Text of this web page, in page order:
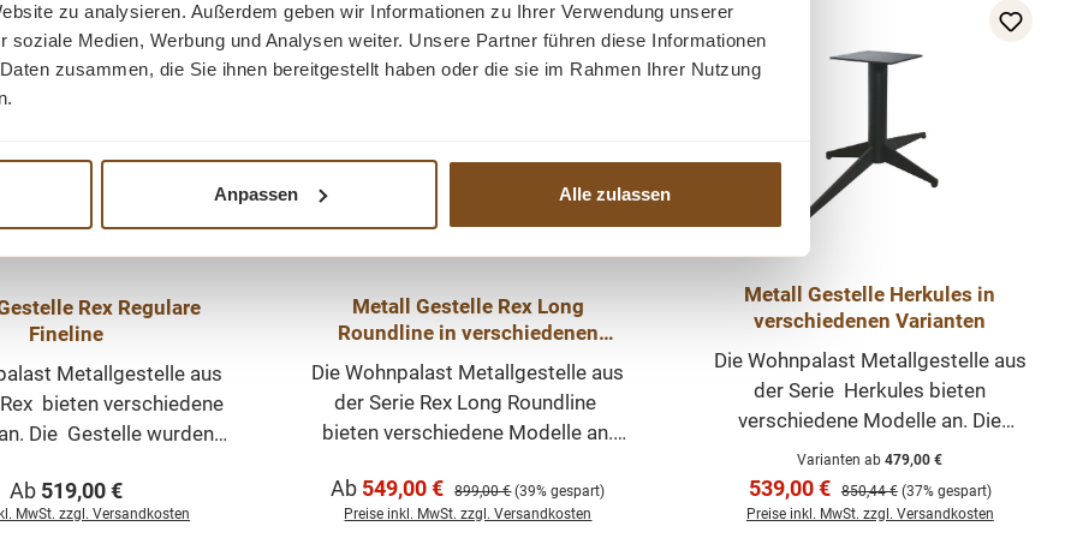
zu analysieren. Außerdem geben wir Informationen zu Ihrer Verwendung unserer
soziale Medien, Werbung und Analysen weiter. Unsere Partner führen diese Informationen
zusammen, die Sie ihnen bereitgestellt haben oder die sie im Rahmen Ihrer Nutzung
Anpassen Alle zulassen
600 Gestelle. Farbe:
oder Weiß. Bitte die
Farbe bei der
eingeben. Die Preise
Abmessungen:
sehen Sie in den
sowohl die Platten, als
Gestelle bei uns im
anschauen.
Gestelle. Abmessungen: Die
Abmessungen sehen Sie in den
Bildern. Gerne bieten wir viele
Sie können sowohl die Platten, als
auch die Gestelle bei uns im
Gestelle. Alle Preise sind pro Set
(=2 Stück) gemeint. Abmessungen:
Die Gestelle haben verschiedene
Fotos an, um die Abmessungen
jedes Modells zu sehen. Gerne
bieten wir viele Tischplatten an, die
perfekt zu diesen Gestelle
zusammenpassen. Sie können
Gestelle bei uns im Webshop
Rex Regulare
Fineline
Metallgestelle aus
bieten verschiedene
Die Gestelle wurden
aus Metall
und haben ein
Regulärer Preis:
Ab 519,00 €
MwSt. zzgl. Versandkosten
Rabatt
-39%
Tipp
Metall Gestelle Rex Long
Roundline in verschiedenen
Varianten
Die Wohnpalast Metallgestelle aus
der Serie Rex Long Roundline
bieten verschiedene Modelle an.
gefertigt, sind pulverbeschichtet,
mit einer Montageplatte aus Metall
Verkaufspreis:
Ab 549,00 € Regulärer Preis:
899,00 € (39% gespart)
Preise inkl. MwSt. zzgl. Versandkosten
Rabatt
-37%
Metall Gestelle Herkules in
verschiedenen Varianten
Die Wohnpalast Metallgestelle aus
der Serie Herkules bieten
verschiedene Modelle an. Die
Schwarze Gestelle wurden aus
Eisen gefertigt, sind
pulverbeschichtet, sind mit einer
Varianten ab 479,00 €
Verkaufspreis:
539,00 € Regulärer Preis:
850,44 € (37% gespart)
Preise inkl. MwSt. zzgl. Versandkosten